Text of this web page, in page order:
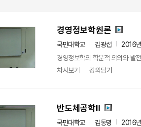
경영정보학원론
국민대학교 김광섭
2016
경영정보학의 학문적 의의와 발
차시보기
강의담기
반도체공학II
국민대학교 김동명
2016